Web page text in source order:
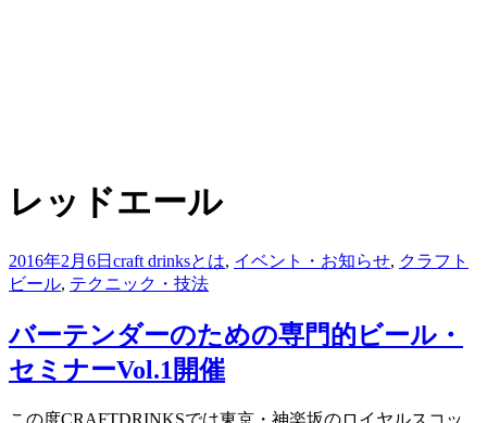
タグ
:
レッドエール
投
稿
2016年2月6日 craft drinksとは, イベント・お知らせ, クラフト
ビール, テクニック・技法
バーテンダーのための専門的ビール・
セミナーVol.1開催
投稿者master
この度CRAFTDRINKSでは東京・神楽坂のロイヤルスコッ